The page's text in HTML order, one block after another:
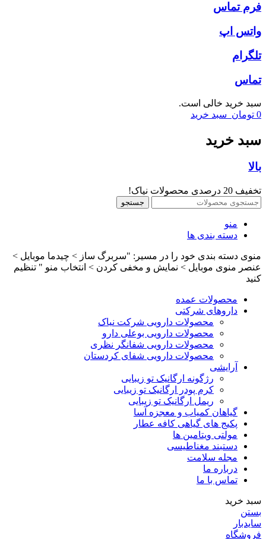
فرم تماس
واتس اپ
تلگرام
تماس
سبد خرید خالی است.
0 تومان سبد خرید
سبد خرید
بالا
تخفیف 20 درصدی محصولات نیاک!
جستجو
منو
دسته بندی ها
منوی دسته بندی خود را در مسیر: "سربرگ ساز > چیدما موبایل >
عنصر منوی موبایل > نمایش و مخفی کردن > انتخاب منو " تنظیم
کنید
محصولات عمده
داروهای شرکتی
محصولات دارویی شرکت نیاک
محصولات دارویی بوعلی دارو
محصولات دارویی شفانگر نظری
محصولات دارویی شفای کردستان
آرایشی
رژگونه ارگانیک تو زیبایی
کرم پودر ارگانیک تو زیبایی
ریمل ارگانیک تو زیبایی
گیاهان کمیاب و معجزه آسا
پکیج های گیاهی کافه عطار
مولتی ویتامین ها
دستبند مغناطیسی
مجله سلامت
درباره ما
تماس با ما
سبد خرید
بستن
سایدبار
فروشگاه